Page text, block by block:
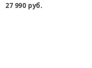
27 990 руб.